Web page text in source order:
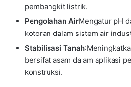
pembangkit listrik.
Pengolahan AirMengatur pH
kotoran dalam sistem air
Stabilisasi Tanah
bersifat asam dalam aplikasi
konstruksi.